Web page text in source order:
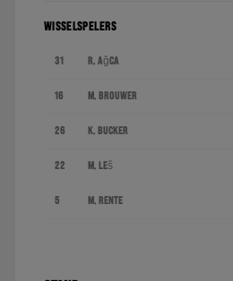
WISSELSPELERS
31 R. Ağca
16 M. Brouwer
26 K. Bucker
22 M. Leš
5 M. Rente